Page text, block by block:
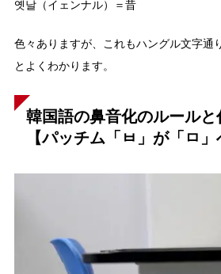
옛날（イェンナル）＝昔
色々ありますが、これもハングル文字通
とよくわかります。
韓国語の鼻音化のルールと
【パッチム「ㅂ」が「ㅁ」